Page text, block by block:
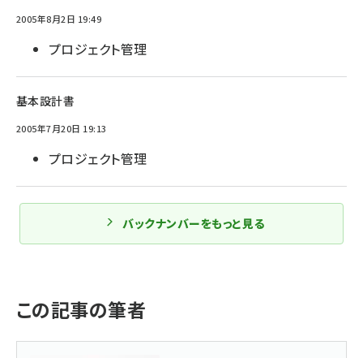
2005年8月2日 19:49
プロジェクト管理
基本設計書
2005年7月20日 19:13
プロジェクト管理
バックナンバーをもっと見る
この記事の筆者